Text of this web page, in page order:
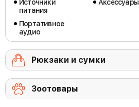
Источники
питания
Портативное
аудио
Аксессуары
Рюкзаки и сумки
Зоотовары